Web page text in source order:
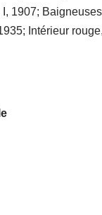
1907;
Intérieur